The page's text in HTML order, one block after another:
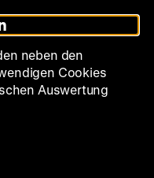
neben den
Cookies
Auswertung